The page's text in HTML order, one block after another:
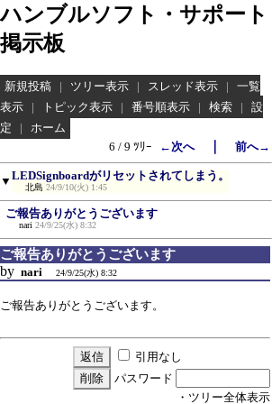
ハンブルソフト・サポート
掲示板
新規投稿 | ツリー表示 | スレッド表示 |
一覧
表示
| トピック表示 | 番号順表示 | 検索 |
設
定
|
ホーム
6 / 9 ﾂﾘｰ
←次へ｜ 前へ→
▼ LEDSignboardがリセットされてしまう。
北島 24/9/10(火) 1:45
ご報告ありがとうございます
nari 24/9/25(水) 8:32
ご報告ありがとうございます
by nari 24/9/25(水) 8:32
ご報告ありがとうございます。
引用なし
パスワード
・ツリー全体表示